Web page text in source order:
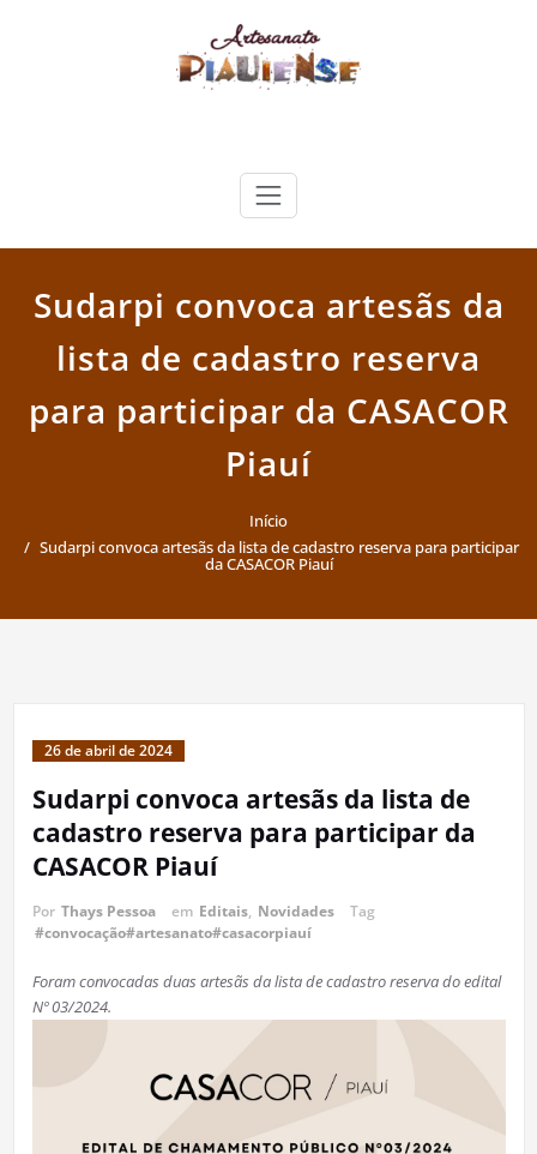
Artesanato Piauiense
Sudarpi convoca artesãs da
lista de cadastro reserva
para participar da CASACOR
Piauí
Início
Sudarpi convoca artesãs da lista de cadastro reserva para participar
da CASACOR Piauí
26 de abril de 2024
Sudarpi convoca artesãs da lista de
cadastro reserva para participar da
CASACOR Piauí
Por Thays Pessoa em Editais, Novidades
Tag
#convocação#artesanato#casacorpiauí
Foram convocadas duas artesãs da lista de cadastro reserva do edital
Nº 03/2024.